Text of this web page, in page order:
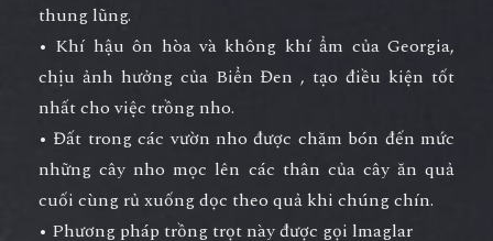
thung lũng.
• Khí hậu ôn hòa và không khí ẩm của Georgia,
chịu ảnh hưởng của Biển Đen , tạo điều kiện tốt
nhất cho việc trồng nho.
• Đất trong các vườn nho được chăm bón đến mức
những cây nho mọc lên các thân của cây ăn quả
cuối cùng rủ xuống dọc theo quả khi chúng chín.
• Phương pháp trồng trọt này được gọi lmaglar